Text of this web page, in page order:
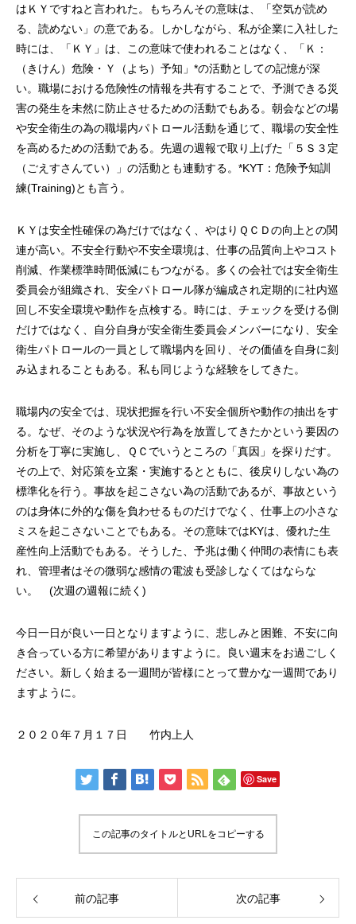
はＫＹですねと言われた。もちろんその意味は、「空気が読め
る、読めない」の意である。しかしながら、私が企業に入社した
時には、「ＫＹ」は、この意味で使われることはなく、「Ｋ：
（きけん）危険・Ｙ（よち）予知」*の活動としての記憶が深
い。職場における危険性の情報を共有することで、予測できる災
害の発生を未然に防止させるための活動でもある。朝会などの場
や安全衛生の為の職場内パトロール活動を通じて、職場の安全性
を高めるための活動である。先週の週報で取り上げた「５Ｓ３定
（ごえすさんてい）」の活動とも連動する。*KYT：危険予知訓
練(Training)とも言う。
ＫＹは安全性確保の為だけではなく、やはりＱＣＤの向上との関
連が高い。不安全行動や不安全環境は、仕事の品質向上やコスト
削減、作業標準時間低減にもつながる。多くの会社では安全衛生
委員会が組織され、安全パトロール隊が編成され定期的に社内巡
回し不安全環境や動作を点検する。時には、チェックを受ける側
だけではなく、自分自身が安全衛生委員会メンバーになり、安全
衛生パトロールの一員として職場内を回り、その価値を自身に刻
み込まれることもある。私も同じような経験をしてきた。
職場内の安全では、現状把握を行い不安全個所や動作の抽出をす
る。なぜ、そのような状況や行為を放置してきたかという要因の
分析を丁寧に実施し、ＱＣでいうところの「真因」を探りだす。
その上で、対応策を立案・実施するとともに、後戻りしない為の
標準化を行う。事故を起こさない為の活動であるが、事故という
のは身体に外的な傷を負わせるものだけでなく、仕事上の小さな
ミスを起こさないことでもある。その意味ではKYは、優れた生
産性向上活動でもある。そうした、予兆は働く仲間の表情にも表
れ、管理者はその微弱な感情の電波も受診しなくてはならな
い。 (次週の週報に続く)
今日一日が良い一日となりますように、悲しみと困難、不安に向
き合っている方に希望がありますように。良い週末をお過ごしく
ださい。新しく始まる一週間が皆様にとって豊かな一週間であり
ますように。
２０２０年７月１７日 竹内上人
Save
この記事のタイトルとURLをコピーする
前の記事 次の記事